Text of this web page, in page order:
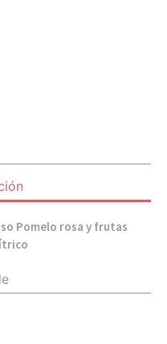
Pomelo rosa y frutas